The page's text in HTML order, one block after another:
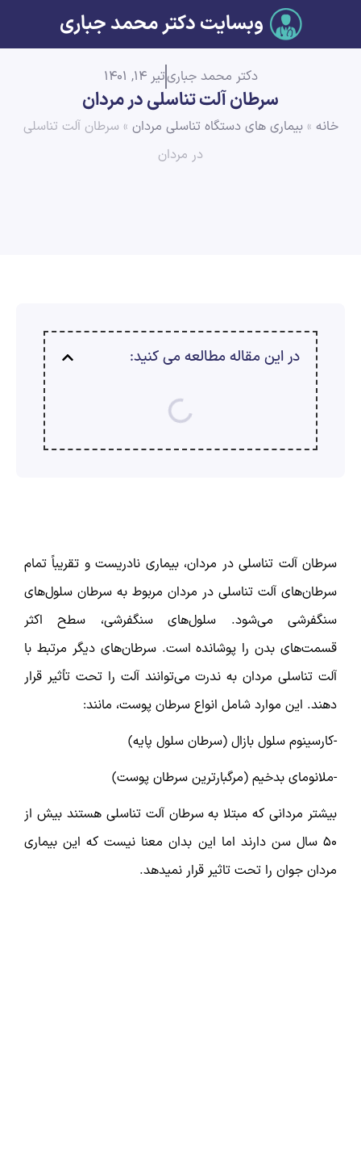
وبسایت دکتر محمد جباری
دکتر محمد جباریتیر 14, 1401
سرطان آلت تناسلی در مردان
خانه »بیماری های دستگاه تناسلی مردان » سرطان آلت تناسلی
در مردان
در این مقاله مطالعه می کنید:
سرطان آلت تناسلی در مردان، بیماری نادریست و تقریباً تمام
سرطان‌های آلت تناسلی در مردان مربوط به سرطان سلول‌های
سنگفرشی می‌شود. سلول‌های سنگفرشی، سطح اکثر
قسمت‌های بدن را پوشانده است. سرطان‌های دیگر مرتبط با
آلت تناسلی مردان به ندرت می‌توانند آلت را تحت تأثیر قرار
دهند. این موارد شامل انواع سرطان پوست، مانند:
-کارسینوم سلول بازال (سرطان سلول پایه)
-ملانومای بدخیم (مرگبارترین سرطان پوست)
بیشتر مردانی که مبتلا به سرطان آلت تناسلی هستند بیش از
50 سال سن دارند اما این بدان معنا نیست که این بیماری
مردان جوان را تحت تاثیر قرار نمیدهد.
ارسال